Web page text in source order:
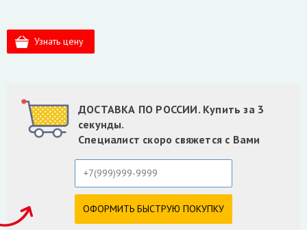
ДОСТАВКА ПО РОССИИ. Купить за 3
секунды.
Специалист скоро свяжется с Вами